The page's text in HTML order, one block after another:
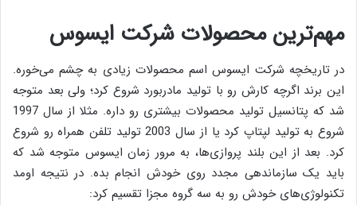
مهم‌ترین محصولات شرکت ایسوس
در تاریخچه شرکت ایسوس اسم محصولات زیادی به چشم می‌خوره.
این برند اگرچه کارش رو با تولید مادربورد شروع کرد؛ ولی بعد متوجه
شد که پتانسیل تولید محصولات بیشتری رو داره. مثلا از سال 1997
شروع به تولید لپتاپ کرد یا از سال 2003 تولید تلفن همراه رو شروع
کرد. بعد از این بلند پروازی‌ها، به مرور زمان ایسوس متوجه شد که
باید یک سازماندهی مجدد روی خودش انجام بده. در نتیجه اومد
تکنولوژی‌های خودش رو به سه گروه مجزا تقسیم کرد: